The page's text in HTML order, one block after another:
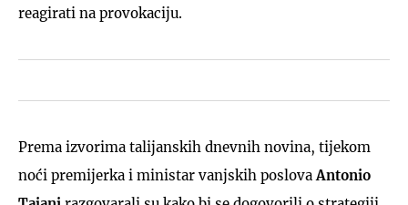
reagirati na provokaciju.
Prema izvorima talijanskih dnevnih novina, tijekom
noći premijerka i ministar vanjskih poslovaAntonio